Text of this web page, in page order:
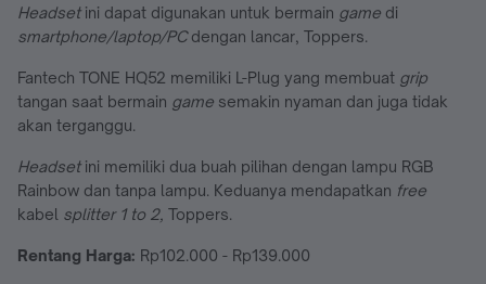
Headset ini dapat digunakan untuk bermain game di
smartphone/laptop/PCdengan lancar, Toppers.
Fantech TONE HQ52 memiliki L-Plug yang membuat grip
tangan saat bermain game semakin nyaman dan juga tidak
akan terganggu.
Headset ini memiliki dua buah pilihan dengan lampu RGB
Rainbow dan tanpa lampu. Keduanya mendapatkan free
kabel splitter 1 to 2, Toppers.
Rentang Harga: Rp102.000 - Rp139.000